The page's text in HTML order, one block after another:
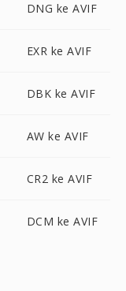
DNG ke AVIF
EXR ke AVIF
DBK ke AVIF
AW ke AVIF
CR2 ke AVIF
DCM ke AVIF